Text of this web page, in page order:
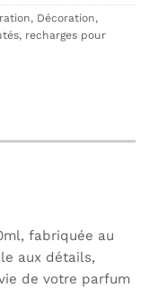
, Décoration,
, recharges pour
fabriquée au
aux détails,
de votre parfum